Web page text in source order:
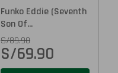
Funko Eddie (Seventh
Son Of...
S/89.90
S/69.90